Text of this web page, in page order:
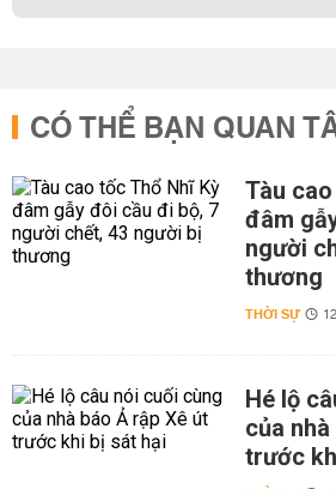
CÓ THỂ BẠN QUAN
Tàu
đâm
người
thương
THỜI SỰ
Hé lộ
của
trước